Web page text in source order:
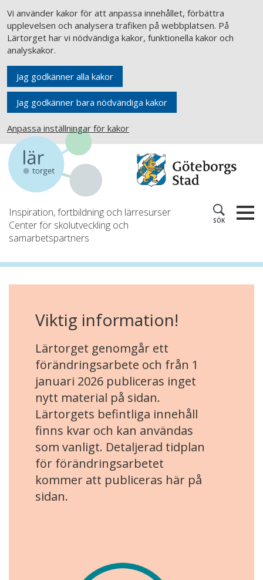
Vi använder kakor för att anpassa innehållet, förbättra
upplevelsen och analysera trafiken på webbplatsen. På
Lärtorget har vi nödvändiga kakor, funktionella kakor och
analyskakor.
Jag godkänner alla kakor
Jag godkänner bara nödvändiga kakor
Anpassa inställningar för kakor
Inspiration, fortbildning och lärresurser
Center för skolutveckling och
samarbetspartners
SÖK
Viktig information!
Lärtorget genomgår ett
förändringsarbete och från 1
januari 2026 publiceras inget
nytt material på sidan.
Lärtorgets befintliga innehåll
finns kvar och kan användas
som vanligt. Detaljerad tidplan
för förändringsarbetet
kommer att publiceras här på
sidan.